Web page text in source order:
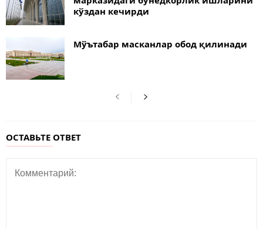
кўздан кечирди
Мўътабар масканлар обод қилинади
ОСТАВЬТЕ ОТВЕТ